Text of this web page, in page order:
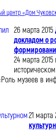
центр «Дом
26 марта 2015
докладом о
24 марта
музеев в
21 марта